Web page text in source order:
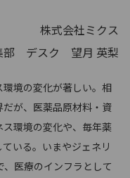
株式会社ミクス
部 デスク 望月 英梨
境の変化が著しい。相
が、医薬品原材料・資
環境の変化や、毎年薬
いる。いまやジェネリ
医療のインフラとして